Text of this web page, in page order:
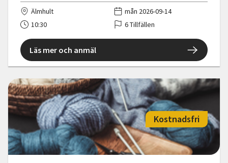
Älmhult
mån 2026-09-14
10:30
6 Tillfällen
Läs mer och anmäl
Kostnadsfri